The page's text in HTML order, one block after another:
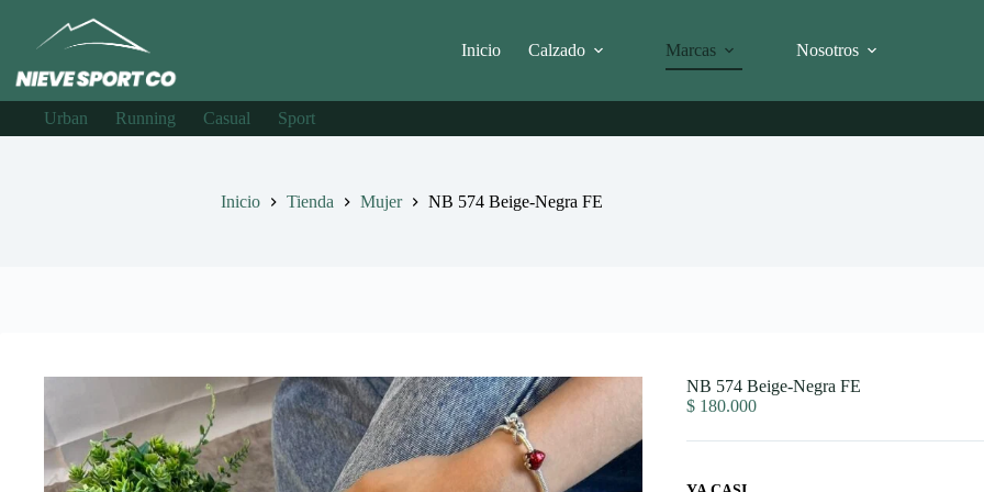
contenido
Inicio Calzado Marcas Nosotros
Urban Running Casual Sport
Inicio Tienda Mujer NB 574 Beige-Negra FE
NB 574 Beige-Negra FE
$180.000